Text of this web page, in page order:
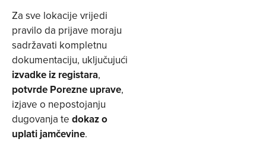
Za sve lokacije vrijedi
pravilo da prijave moraju
sadržavati kompletnu
dokumentaciju, uključujući
izvadke iz registara,
potvrde Porezne uprave,
izjave o nepostojanju
dugovanja te dokaz o
uplati jamčevine.